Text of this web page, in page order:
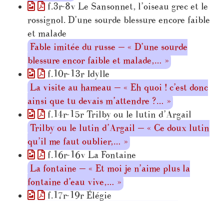
f.3r-8v Le Sansonnet, l’oiseau grec et le
rossignol. D’une sourde blessure encore faible
et malade
Fable imitée du russe — « D’une sourde
blessure encor faible et malade,… »
f.10r-13r Idylle
La visite au hameau — « Eh quoi ! c’est donc
ainsi que tu devais m’attendre ?… »
f.14r-15r Trilby ou le lutin d’Argail
Trilby ou le lutin d’Argail — « Ce doux lutin
qu’il me faut oublier,… »
f.16r-16v La Fontaine
La fontaine — « Et moi je n’aime plus la
fontaine d’eau vive,… »
f.17r-19r Élégie